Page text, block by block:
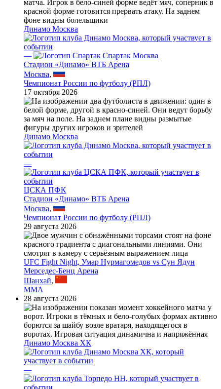
Динамо Москва
—
Спартак Москва
Стадион «Динамо» ВТБ Арена
Москва,
Чемпионат России по футболу (РПЛ)
17 октября 2026
Динамо Москва
—
ЦСКА ПФК
Стадион «Динамо» ВТБ Арена
Москва,
Чемпионат России по футболу (РПЛ)
29 августа 2026
UFC Fight Night, Умар Нурмагомедов vs Сун Ядун
Мерседес-Бенц Арена
Шанхай,
MMA
28 августа 2026
Динамо Москва ХК
—